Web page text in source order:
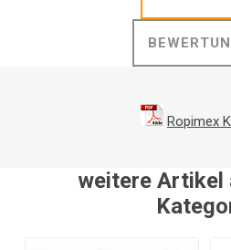
Ropimex
weitere Artikel